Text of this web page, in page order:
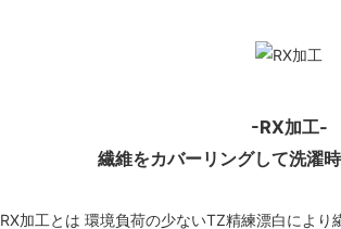
-RX加工-
繊維をカバーリングして洗濯
RX加工とは 環境負荷の少ないTZ精練漂白により